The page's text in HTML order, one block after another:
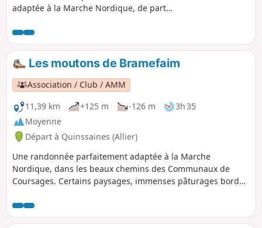
adaptée à la Marche Nordique, de part
passage vous découvrirez la Croix des
Oyardoux, restaurée en 2013 par Robert
Perrot, qui marque le carrefour de trois
anciens diocèses: Quinssaines, Teillet et
Prémilhat.
Les moutons de Bramefaim
Association / Club / AMM
11,39 km
+125 m -126 m
3h 35
Moyenne
Départ à Quinssaines (Allier)
Une randonnée parfaitement adaptée à la Marche
Nordique, dans les beaux chemins des Communaux de
Coursages. Certains paysages, immenses pâturages bordés
vous font immanquablement penser à un tableau de l'École
de Barbizon.